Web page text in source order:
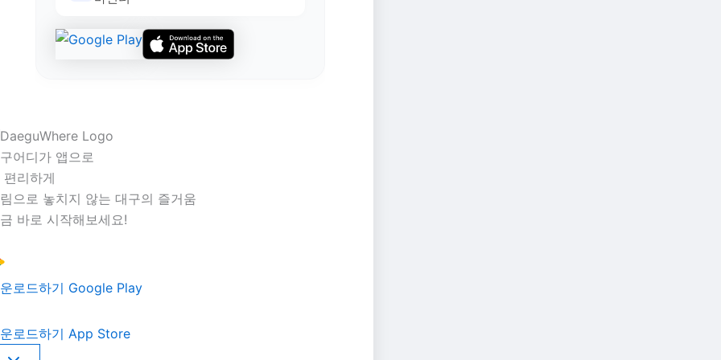
어디가 앱으로
편리하게
으로 놓치지 않는 대구의 즐거움
바로 시작해보세요!
로드하기 Google Play
로드하기 App Store